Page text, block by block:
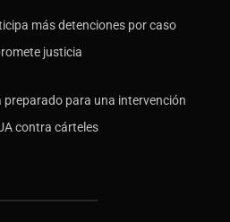
más detenciones por caso
justicia
preparado para una intervención
contra cárteles